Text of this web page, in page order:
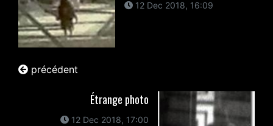
12 Dec 2018, 16:09
précédent
Étrange photo
12 Dec 2018, 17:00